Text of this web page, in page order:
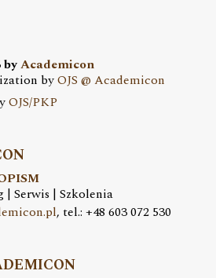
byAcademicon
byOJS @ Academicon
OJS/PKP
Serwis | Szkolenia
, tel.: +48 603 072 530